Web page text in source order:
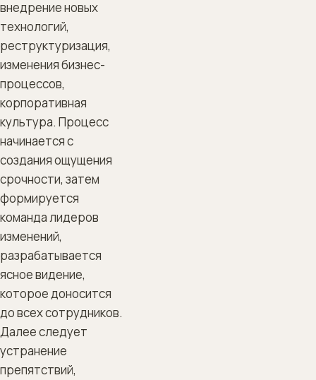
внедрение новых
технологий,
реструктуризация,
изменения бизнес-
процессов,
корпоративная
культура. Процесс
начинается с
создания ощущения
срочности, затем
формируется
команда лидеров
изменений,
разрабатывается
ясное видение,
которое доносится
до всех сотрудников.
Далее следует
устранение
препятствий,